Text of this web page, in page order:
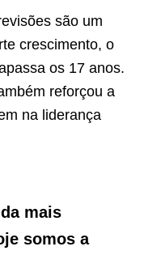
são um
crescimento, o
os 17 anos.
reforçou a
na liderança
mais
somos a